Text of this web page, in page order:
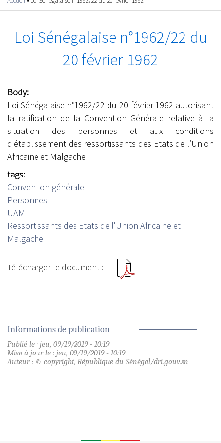
Vous êtes ici
Loi Sénégalaise n°1962/22 du
20 février 1962
Body:
Loi Sénégalaise n°1962/22 du 20 février 1962 autorisant
la ratification de la Convention Générale relative à la
situation des personnes et aux conditions
d'établissement des ressortissants des Etats de l’Union
Africaine et Malgache
tags:
Convention générale
Personnes
UAM
Ressortissants des Etats de l'Union Africaine et
Malgache
Informations de publication
Publié le : jeu, 09/19/2019 - 10:19
Mise à jour le : jeu, 09/19/2019 - 10:19
Auteur : © copyright, République du Sénégal/dri.gouv.sn